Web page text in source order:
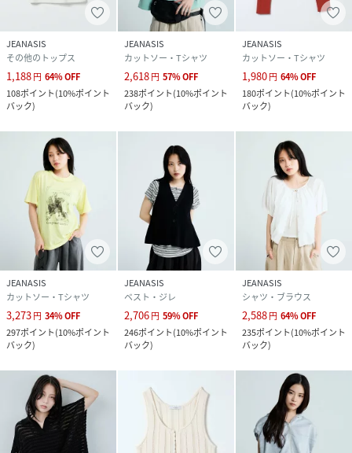
JEANASIS
その他のトップス
1,188円 64%OFF
108ポイント(10%ポイント
バック)
JEANASIS
カットソー・Tシャツ
2,618円 57%OFF
238ポイント(10%ポイント
バック)
JEANASIS
カットソー・Tシャツ
1,980円 64%OFF
180ポイント(10%ポイント
バック)
JEANASIS
カットソー・Tシャツ
3,273円 34%OFF
297ポイント(10%ポイント
バック)
JEANASIS
ベスト・ジレ
2,706円 59%OFF
246ポイント(10%ポイント
バック)
JEANASIS
シャツ・ブラウス
2,588円 64%OFF
235ポイント(10%ポイント
バック)